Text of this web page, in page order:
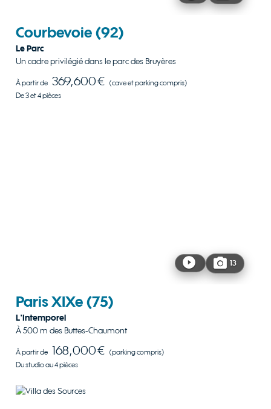
Courbevoie (92)
Le Parc
Un cadre privilégié dans le parc des Bruyères
À partir de 369,600 € (cave et parking compris)
De 3 et 4 pièces
13
Paris XIXe (75)
L'Intemporel
À 500 m des Buttes-Chaumont
À partir de 168,000 € (parking compris)
Du studio au 4 pièces